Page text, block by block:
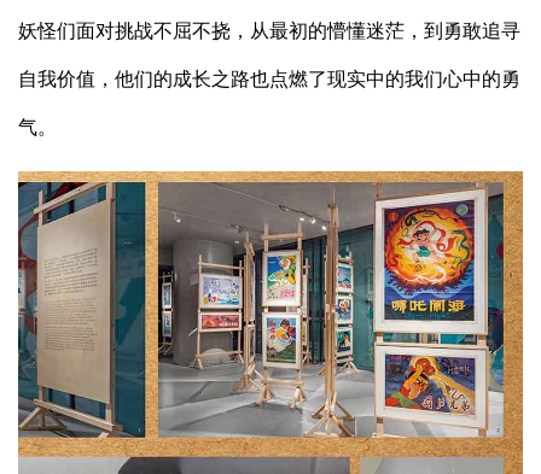
妖怪们面对挑战不屈不挠，从最初的懵懂迷茫，到勇敢追寻
自我价值，他们的成长之路也点燃了现实中的我们心中的勇
气。